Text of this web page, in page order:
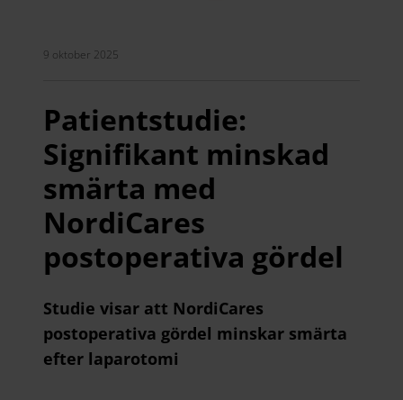
9 oktober 2025
Patientstudie:
Signifikant minskad
smärta med
NordiCares
postoperativa gördel
Studie visar att NordiCares
postoperativa gördel minskar smärta
efter laparotomi